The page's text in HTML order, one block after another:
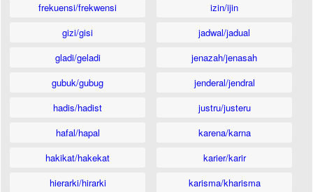
frekuensi/frekwensi
gizi/gisi
gladi/geladi
gubuk/gubug
hadis/hadist
hafal/hapal
hakikat/hakekat
hierarki/hirarki
izin/ijin
jadwal/jadual
jenazah/jenasah
jenderal/jendral
justru/justeru
karena/karna
karier/karir
karisma/kharisma